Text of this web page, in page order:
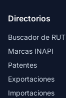
Directorios
Buscador de RUT
Marcas INAPI
Patentes
Exportaciones
Importaciones